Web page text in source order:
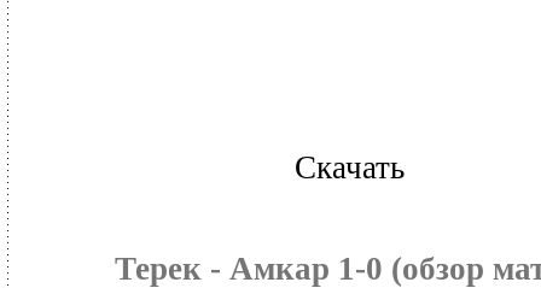
Скачать
Терек - Амкар 1-0 (обзор